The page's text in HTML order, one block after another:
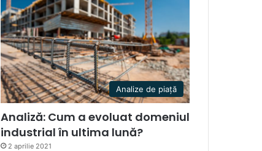
Analize de piață
Analiză: Cum a evoluat domeniul
industrial în ultima lună?
2 aprilie 2021